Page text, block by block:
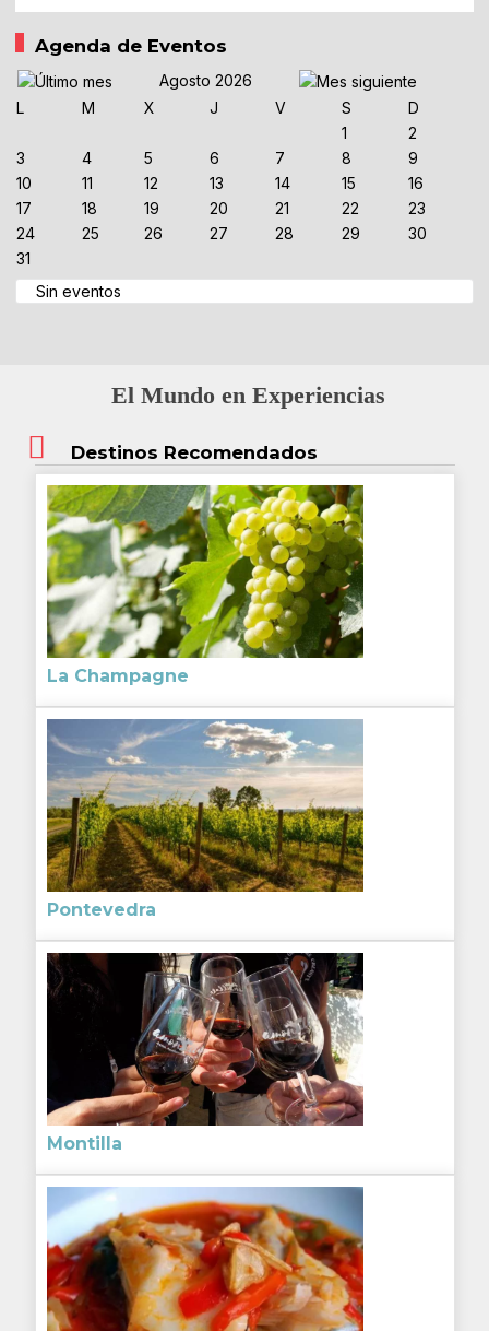
Agenda de Eventos
Agosto 2026
L
M X J V S
D
1
2
3
4 5 6 7 8
9
10
11 12 13 14 15
16
17
18 19 20 21 22
23
24
25 26 27 28 29
30
31
Sin eventos
El Mundo en Experiencias
Destinos Recomendados
La Champagne
Pontevedra
Montilla